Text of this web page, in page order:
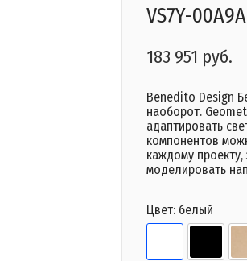
VS7Y-
183 951 руб.
Benedito Design
наоборот.
адаптировать
компонентов
каждому
моделировать
Цвет: белый